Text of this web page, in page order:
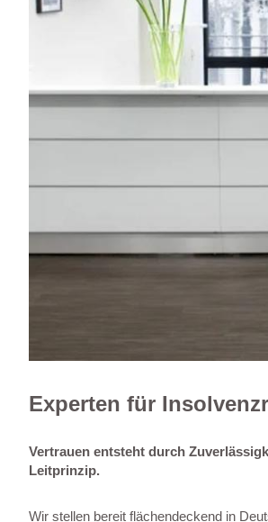
Experten für
Vertrauen entsteht durch
Leitprinzip.
Wir stellen bereit flächendeckend in